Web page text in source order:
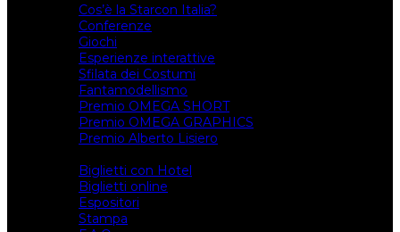
Cos’è la Starcon Italia?
Conferenze
Giochi
Esperienze interattive
Sfilata dei Costumi
Fantamodellismo
Premio OMEGA SHORT
Premio OMEGA GRAPHICS
Premio Alberto Lisiero
Biglietti con Hotel
Biglietti online
Espositori
Stampa